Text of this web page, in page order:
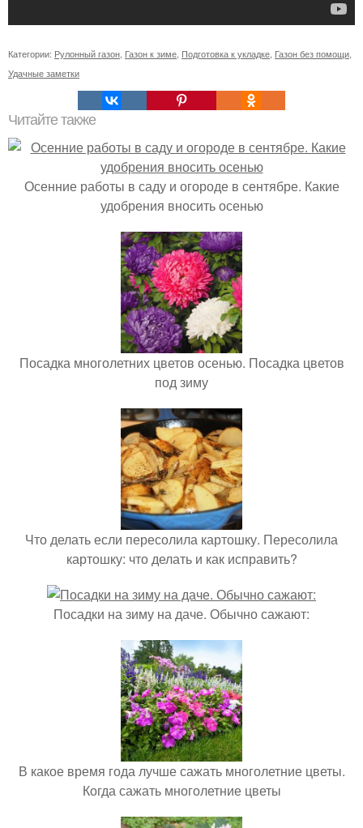
Категории: Рулонный газон Газон к зиме Подготовка к укладке Газон без помощи
Удачные заметки
Читайте также
Осенние работы в саду и огороде в сентябре. Какие
удобрения вносить осенью
Посадка многолетних цветов осенью. Посадка цветов
под зиму
Что делать если пересолила картошку. Пересолила
картошку: что делать и как исправить?
Посадки на зиму на даче. Обычно сажают:
В какое время года лучше сажать многолетние цветы.
Когда сажать многолетние цветы